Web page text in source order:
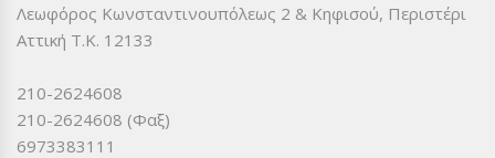
Λεωφόρος Κωνσταντινουπόλεως 2 & Κηφισού, Περιστέρι
Αττική Τ.Κ. 12133
210-2624608
210-2624608 (Φαξ)
6973383111